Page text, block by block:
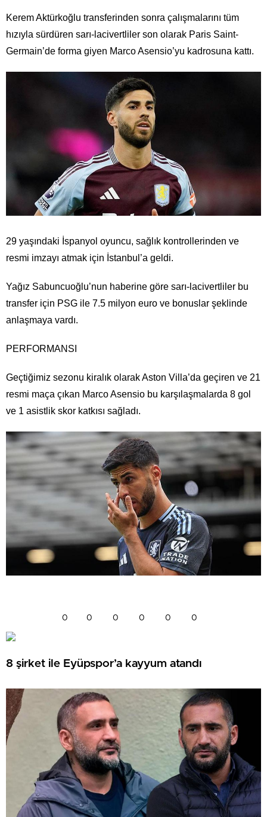
Kerem Aktürkoğlu transferinden sonra çalışmalarını tüm
hızıyla sürdüren sarı-lacivertliler son olarak Paris Saint-
Germain’de forma giyen Marco Asensio’yu kadrosuna kattı.
29 yaşındaki İspanyol oyuncu, sağlık kontrollerinden ve
resmi imzayı atmak için İstanbul’a geldi.
Yağız Sabuncuoğlu’nun haberine göre sarı-lacivertliler bu
transfer için PSG ile 7.5 milyon euro ve bonuslar şeklinde
anlaşmaya vardı.
PERFORMANSI
Geçtiğimiz sezonu kiralık olarak Aston Villa’da geçiren ve 21
resmi maça çıkan Marco Asensio bu karşılaşmalarda 8 gol
ve 1 asistlik skor katkısı sağladı.
0 0 0 0 0 0
8 şirket ile Eyüpspor’a kayyum atandı